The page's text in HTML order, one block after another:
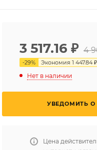
3 517.16 ₽ 4
-29% Экономия 1 447.84 ₽
Нет в наличии
УВЕДОМИТЬ О
Цена